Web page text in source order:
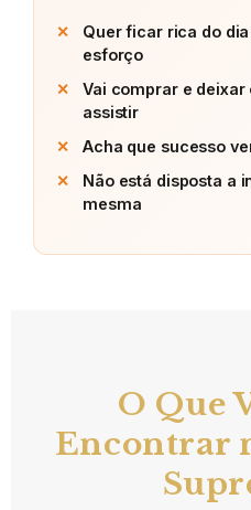
Quer ficar rica do
esforço
Vai comprar e deixar
assistir
Acha que sucesso
Não está disposta a
mesma
O Que
Encontrar